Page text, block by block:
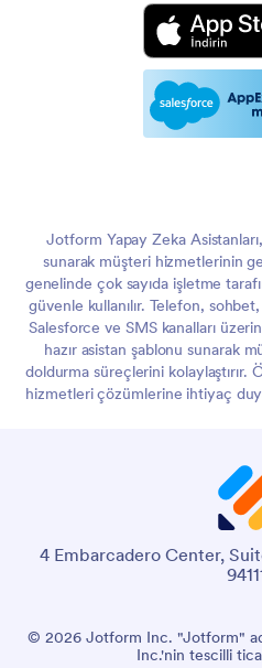
Jotform Yapay Zeka
sunarak müşteri hizmetlerinin
genelinde çok sayıda işletme
güvenle kullanılır. Telefon,
Salesforce ve SMS kanalları
hazır asistan şablonu sunarak
doldurma süreçlerini
hizmetleri çözümlerine ihtiyaç
4 Embarcadero Center,
© 2026 Jotform Inc. "Jotform"
Inc.'nin tescilli